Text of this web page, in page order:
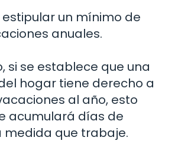
estipular un mínimo de
anuales.
si se establece que una
hogar tiene derecho a
al año, esto
acumulará días de
medida que trabaje.